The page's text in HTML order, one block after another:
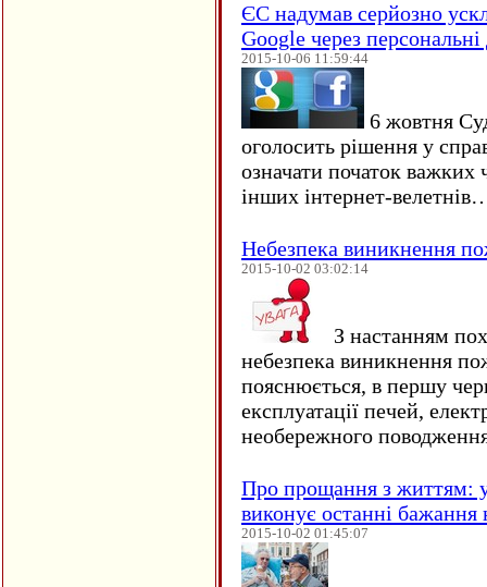
ЄC надумав серйозно
Google через персональні
2015-10-06 11:59:44
6 жовтня
оголосить рішення у
означати початок важких
інших інтернет-
Небезпека виникнення
2015-10-02 03:02:14
З настанням
небезпека виникнення
пояснюється, в першу
експлуатації печей,
необережного
Про прощання з життям:
виконує останні
2015-10-02 01:45:07